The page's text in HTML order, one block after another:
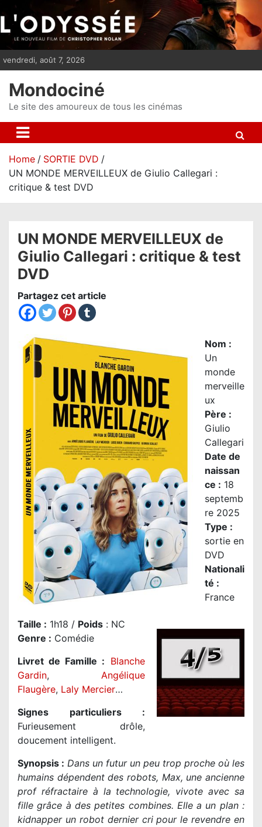
i
p
n
vendredi, août 7, 2026
Mondociné
Le site des amoureux de tous les cinémas
Home
SORTIE DVD
UN MONDE MERVEILLEUX de Giulio Callegari :
critique & test DVD
UN MONDE MERVEILLEUX de
Giulio Callegari : critique & test
DVD
Partagez cet article
Nom :
Un
monde
merveille
ux
Père :
Giulio
Callegari
Date de
naissan
ce : 18
septemb
re 2025
Type :
sortie en
DVD
Nationali
té :
France
Taille : 1h18 / Poids : NC
Genre : Comédie
Livret de Famille : Blanche
Gardin, Angélique
Flaugère, Laly Mercier…
Signes particuliers :
Furieusement drôle,
doucement intelligent.
Synopsis : Dans un futur un peu trop proche où les
humains dépendent des robots, Max, une ancienne
prof réfractaire à la technologie, vivote avec sa
fille grâce à des petites combines. Elle a un plan :
kidnapper un robot dernier cri pour le revendre en